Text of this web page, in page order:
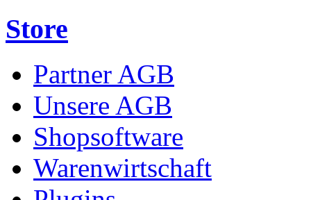
Store
Partner AGB
Unsere AGB
Shopsoftware
Warenwirtschaft